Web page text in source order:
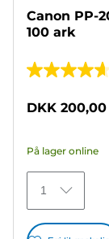
Canon PP-
100 ark
4.6
stjerner.
371
anmeldelser
DKK 200,00
På lager online
1